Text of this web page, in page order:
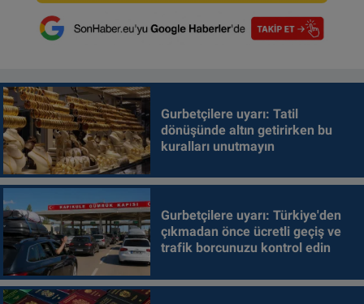
Gurbetçilere uyarı: Tatil
dönüşünde altın getirirken bu
kuralları unutmayın
Gurbetçilere uyarı: Türkiye'den
çıkmadan önce ücretli geçiş ve
trafik borcunuzu kontrol edin